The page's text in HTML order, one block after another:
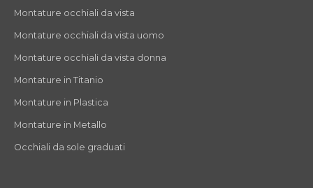
Montature occhiali da vista
Montature occhiali da vista uomo
Montature occhiali da vista donna
Montature in Titanio
Montature in Plastica
Montature in Metallo
Occhiali da sole graduati